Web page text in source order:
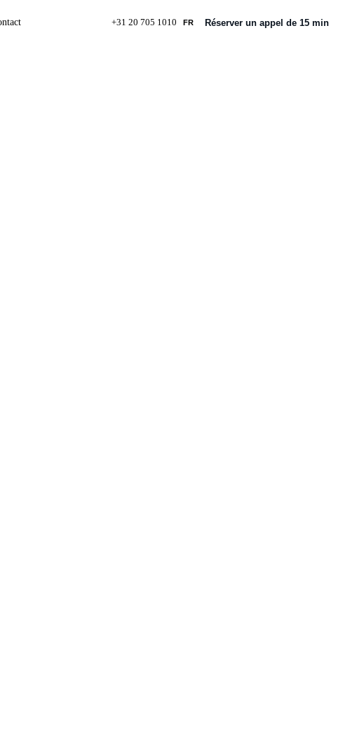
+31 20 705 1010 FR Réserver un appel de 15 min